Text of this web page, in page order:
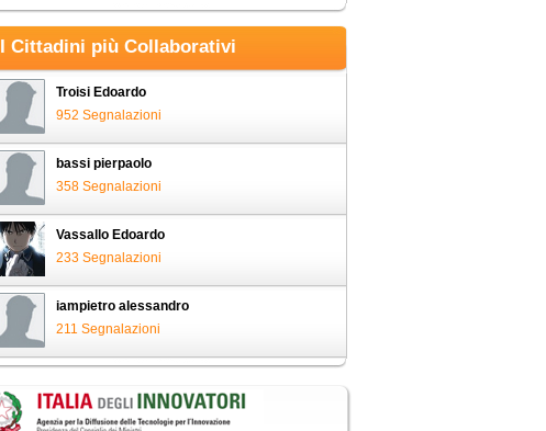
I Cittadini più Collaborativi
Troisi Edoardo
952 Segnalazioni
bassi pierpaolo
358 Segnalazioni
Vassallo Edoardo
233 Segnalazioni
iampietro alessandro
211 Segnalazioni